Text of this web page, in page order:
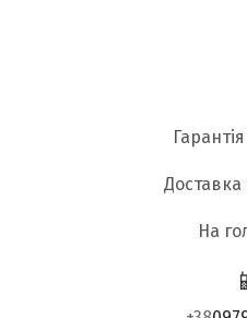
Доставка
На
📱